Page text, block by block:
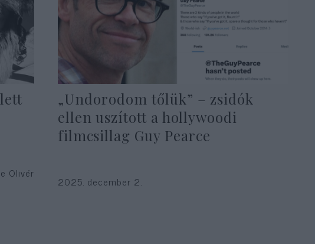
Olivér
„Undorodom tőlük” – zsidók
ellen uszított a hollywoodi
filmcsillag Guy Pearce
2025. december 2.